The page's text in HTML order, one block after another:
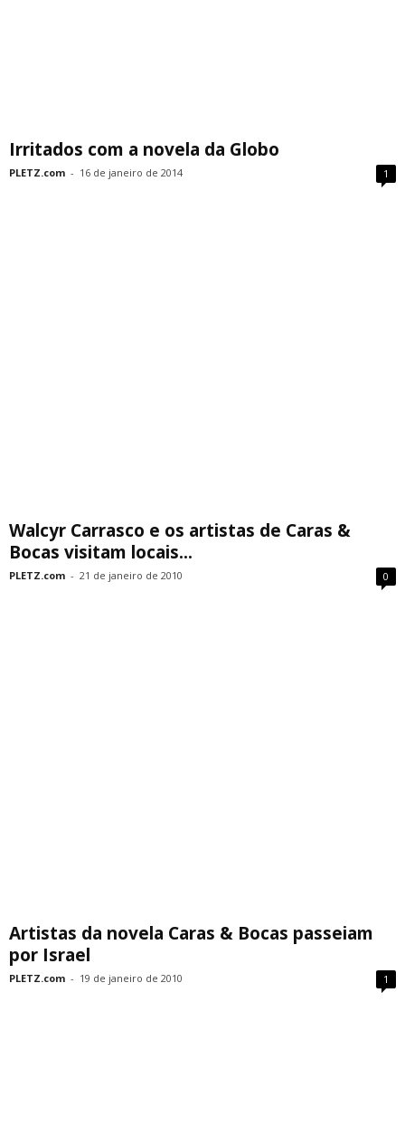
Irritados com a novela da Globo
PLETZ.com - 16 de janeiro de 2014 1
Walcyr Carrasco e os artistas de Caras &
Bocas visitam locais...
PLETZ.com - 21 de janeiro de 2010 0
Artistas da novela Caras & Bocas passeiam
por Israel
PLETZ.com - 19 de janeiro de 2010 1